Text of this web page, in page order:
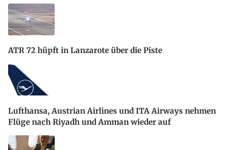
ATR 72 hüpft in Lanzarote über die Piste
Lufthansa, Austrian Airlines und ITA Airways nehmen
Flüge nach Riyadh und Amman wieder auf